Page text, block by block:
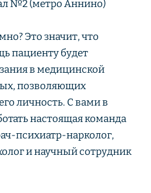
№2 (метро Аннино)
Это значит, что
пациенту будет
в медицинской
позволяющих
личность. С вами в
настоящая команда
психиатр-нарколог,
и научный сотрудник